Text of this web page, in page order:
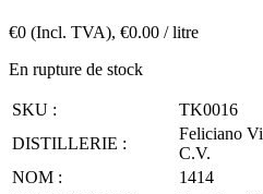
€0 (Incl. TVA), €0.00 / litre
En rupture de stock
SKU :
TK0016
DISTILLERIE :
Feliciano
C.V.
NOM :
1414